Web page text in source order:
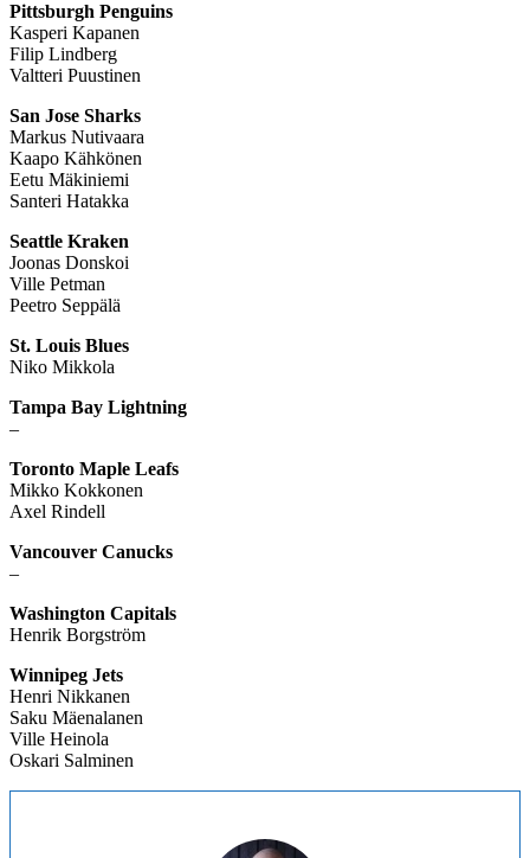
Pittsburgh Penguins
Kasperi Kapanen
Filip Lindberg
Valtteri Puustinen
San Jose Sharks
Markus Nutivaara
Kaapo Kähkönen
Eetu Mäkiniemi
Santeri Hatakka
Seattle Kraken
Joonas Donskoi
Ville Petman
Peetro Seppälä
St. Louis Blues
Niko Mikkola
Tampa Bay Lightning
–
Toronto Maple Leafs
Mikko Kokkonen
Axel Rindell
Vancouver Canucks
–
Washington Capitals
Henrik Borgström
Winnipeg Jets
Henri Nikkanen
Saku Mäenalanen
Ville Heinola
Oskari Salminen